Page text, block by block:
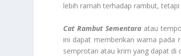
lebih ramah terhadap rambut,
Cat Rambut Sementara atau
ini dapat memberikan warna pada
semprotan atau krim yang dapat di